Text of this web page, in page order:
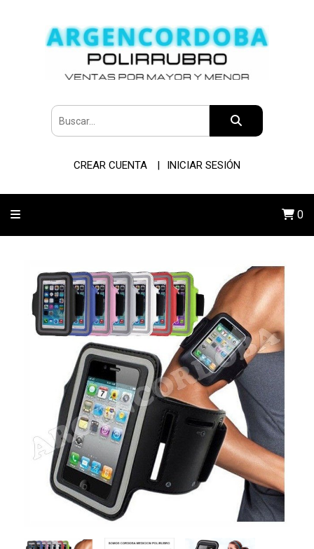
CREAR CUENTA INICIAR SESIÓN
0